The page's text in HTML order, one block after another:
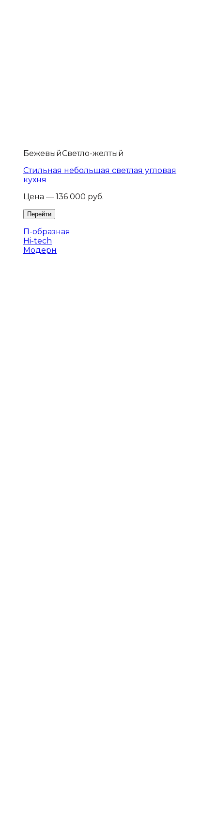
БежевыйСветло-желтый
Стильная небольшая светлая угловая
кухня
Цена — 136 000 руб.
П-образная
Hi-tech
Модерн